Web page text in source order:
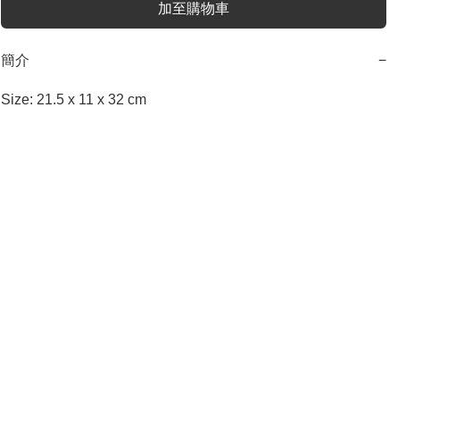
加至購物車
簡介 −
Size: 21.5 x 11 x 32 cm